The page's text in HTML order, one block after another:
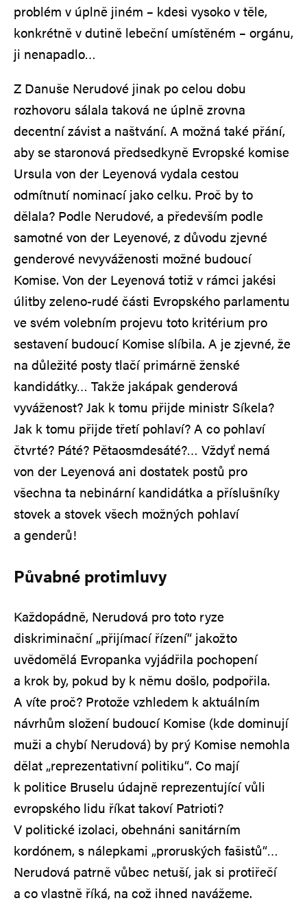
problém v úplně jiném – kdesi vysoko v těle,
konkrétně v dutině lebeční umístěném – orgánu,
ji nenapadlo…
Z Danuše Nerudové jinak po celou dobu
rozhovoru sálala taková ne úplně zrovna
decentní závist a naštvání. A možná také přání,
aby se staronová předsedkyně Evropské komise
Ursula von der Leyenová vydala cestou
odmítnutí nominací jako celku. Proč by to
dělala? Podle Nerudové, a především podle
samotné von der Leyenové, z důvodu zjevné
genderové nevyváženosti možné budoucí
Komise. Von der Leyenová totiž v rámci jakési
úlitby zeleno-rudé části Evropského parlamentu
ve svém volebním projevu toto kritérium pro
sestavení budoucí Komise slíbila. A je zjevné, že
na důležité posty tlačí primárně ženské
kandidátky… Takže jakápak genderová
vyváženost? Jak k tomu přijde ministr Síkela?
Jak k tomu přijde třetí pohlaví? A co pohlaví
čtvrté? Páté? Pětaosmdesáté?… Vždyť nemá
von der Leyenová ani dostatek postů pro
všechna ta nebinární kandidátka a příslušníky
stovek a stovek všech možných pohlaví
a genderů!
Půvabné protimluvy
Každopádně, Nerudová pro toto ryze
diskriminační „přijímací řízení“ jakožto
uvědomělá Evropanka vyjádřila pochopení
a krok by, pokud by k němu došlo, podpořila.
A víte proč? Protože vzhledem k aktuálním
návrhům složení budoucí Komise (kde dominují
muži a chybí Nerudová) by prý Komise nemohla
dělat „reprezentativní politiku“. Co mají
k politice Bruselu údajně reprezentující vůli
evropského lidu říkat takoví Patrioti?
V politické izolaci, obehnáni sanitárním
kordónem, s nálepkami „proruských fašistů“…
Nerudová patrně vůbec netuší, jak si protiřečí
a co vlastně říká, na což ihned navážeme.